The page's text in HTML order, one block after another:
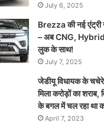
July 6, 2025
Brezza की नई एंट्री
– अब CNG, Hybrid
लुक के साथ!
July 7, 2025
जेडीयू विधायक के
मिला करोड़ों का
के बगल में चल रहा था
April 7, 2023